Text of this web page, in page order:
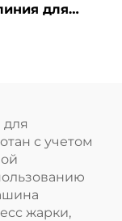
для
с учетом
жарки,